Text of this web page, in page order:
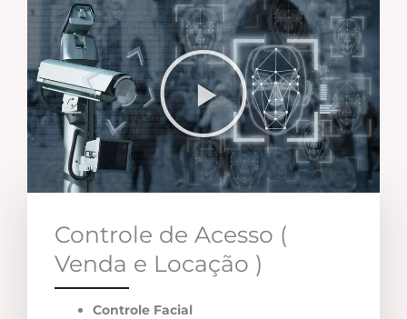
Controle de Acesso (
Venda e Locação )
Controle Facial